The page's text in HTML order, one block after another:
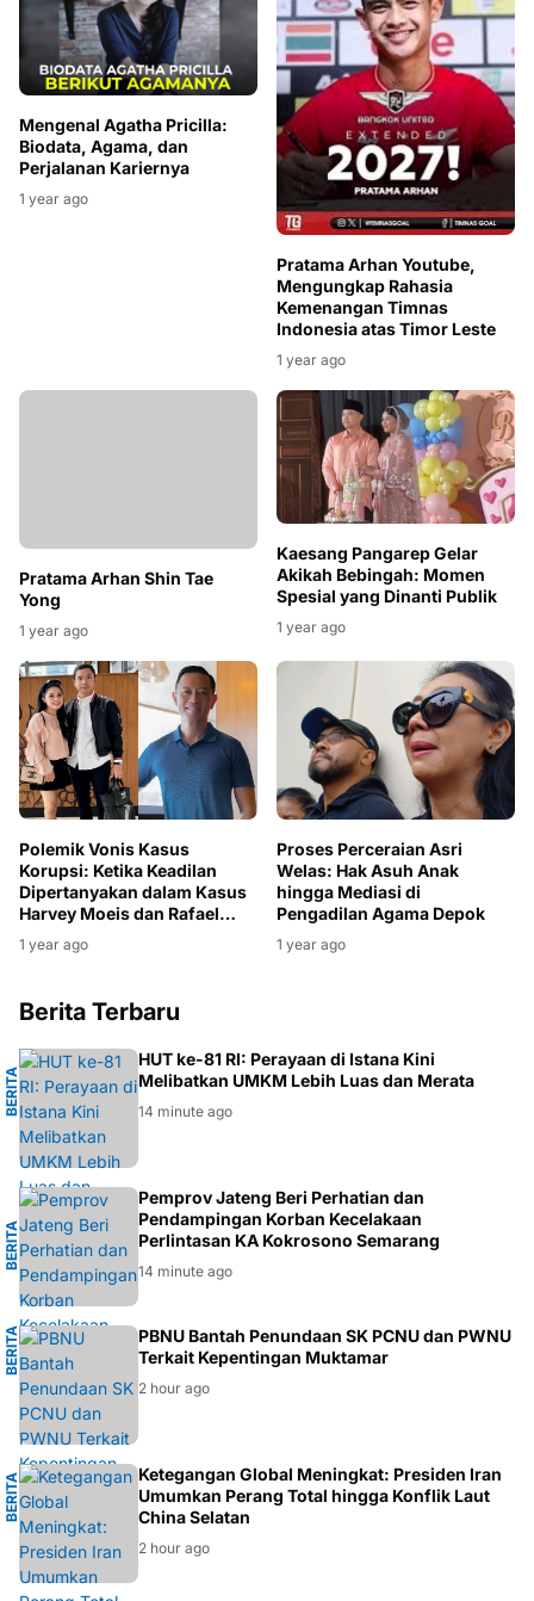
Mengenal Agatha Pricilla:
Biodata, Agama, dan
Perjalanan Kariernya
1 year ago
Pratama Arhan Youtube,
Mengungkap Rahasia
Kemenangan Timnas
Indonesia atas Timor Leste
1 year ago
Pratama Arhan Shin Tae
Yong
1 year ago
Kaesang Pangarep Gelar
Akikah Bebingah: Momen
Spesial yang Dinanti Publik
1 year ago
Polemik Vonis Kasus
Korupsi: Ketika Keadilan
Dipertanyakan dalam Kasus
Harvey Moeis dan Rafael
Alun Trisambodo
1 year ago
Proses Perceraian Asri
Welas: Hak Asuh Anak
hingga Mediasi di
Pengadilan Agama Depok
1 year ago
Berita Terbaru
B
E
R
I
T
A
E
K
O
N
O
MI
HUT ke-81 RI: Perayaan di Istana Kini
Melibatkan UMKM Lebih Luas dan Merata
14 minute ago
B
E
R
I
T
A
S
E
M
A
R
A
NG
Pemprov Jateng Beri Perhatian dan
Pendampingan Korban Kecelakaan
Perlintasan KA Kokrosono Semarang
14 minute ago
B
E
R
I
T
A
NU
PBNU Bantah Penundaan SK PCNU dan PWNU
Terkait Kepentingan Muktamar
2 hour ago
B
E
R
I
T
A
G
L
O
B
AL
Ketegangan Global Meningkat: Presiden Iran
Umumkan Perang Total hingga Konflik Laut
China Selatan
2 hour ago